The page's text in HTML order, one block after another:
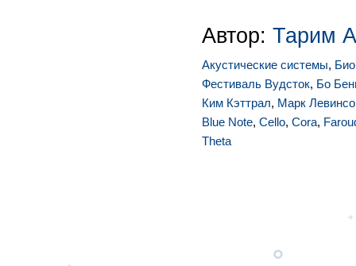
Автор: Тарим
Акустические системы,
Фестиваль Вудсток, Бо
Ким Кэттрал, Марк
Blue Note, Cello, Cora,
Theta